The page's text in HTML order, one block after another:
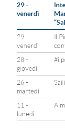
29 -
venerdì
29 -
venerdì
Il
28 -
giovedì
26 -
martedì
11 -
lunedì
A